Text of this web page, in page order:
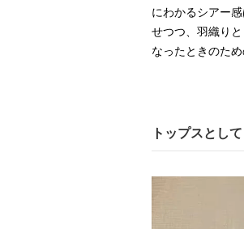
にわかるシアー
せつつ、羽織り
なったときのた
トップスとし